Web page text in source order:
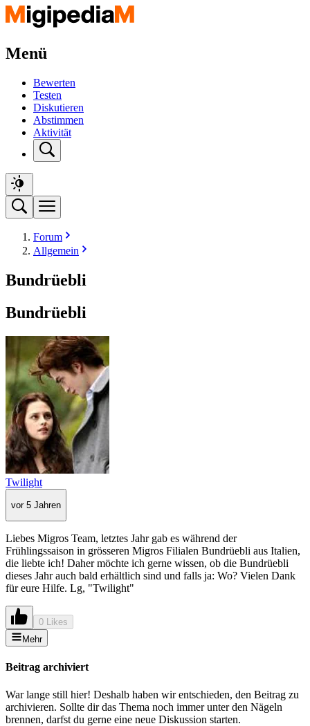
Menü
Bewerten
Testen
Diskutieren
Abstimmen
Aktivität
Forum
Allgemein
Bundrüebli
Bundrüebli
Twilight
vor 5 Jahren
Liebes Migros Team, letztes Jahr gab es während der
Frühlingssaison in grösseren Migros Filialen Bundrüebli aus Italien,
die liebte ich! Daher möchte ich gerne wissen, ob die Bundrüebli
dieses Jahr auch bald erhältlich sind und falls ja: Wo? Vielen Dank
für eure Hilfe. Lg, "Twilight"
0 Likes
Mehr
Beitrag archiviert
War lange still hier! Deshalb haben wir entschieden, den Beitrag zu
archivieren. Sollte dir das Thema noch immer unter den Nägeln
brennen, darfst du gerne eine neue Diskussion starten.